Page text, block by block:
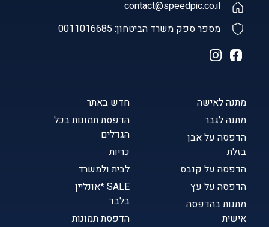
מתנה לאישה
מתנה לגבר
הדפסה על אבן
בזלת
הדפסה על קנבס
הדפסה על עץ
מתנות בהדפסה
אישית
חדש באתר
הדפסת תמונות בכל
הגדלים
כריות
לבית ולמשרד
SALE *אונליין
בלבד
הדפסת תמונות
contact@speedpic.co.il
מספר ספק משרד הביטחון: 0011016685